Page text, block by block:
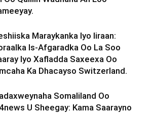
Maraykanka Iyo Iiraan:
Is-Afgaradka Oo La Soo
Iyo Xafladda Saxeexa Oo
Ka Dhacayso Switzerland.
Somaliland Oo
U Sheegay: Kama Saarayno